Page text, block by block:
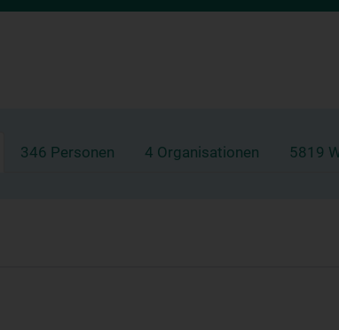
346 Personen 4 Organisationen 5819